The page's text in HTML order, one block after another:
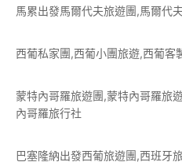
馬累出發馬爾代夫旅遊團,馬爾代
西葡私家團,西葡小團旅遊,西葡客
蒙特內哥羅旅遊團,蒙特內哥羅旅
內哥羅旅行社
巴塞隆納出發西葡旅遊團,西班牙